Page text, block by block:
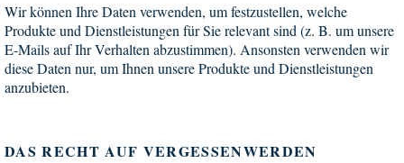
Wir können Ihre Daten verwenden, um festzustellen, welche
Produkte und Dienstleistungen für Sie relevant sind (z. B. um unsere
E-Mails auf Ihr Verhalten abzustimmen). Ansonsten verwenden wir
diese Daten nur, um Ihnen unsere Produkte und Dienstleistungen
anzubieten.
DAS RECHT AUF VERGESSENWERDEN